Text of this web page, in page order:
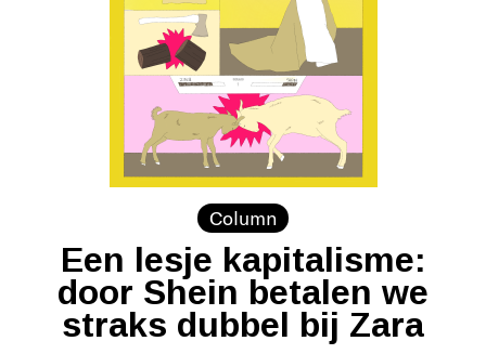
Column
Een lesje kapitalisme:
door Shein betalen we
straks dubbel bij Zara